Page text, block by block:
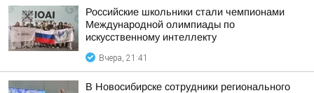
Российские школьники стали чемпионами
Международной олимпиады по
искусственному интеллекту
Вчера, 21:41
В Новосибирске сотрудники регионального